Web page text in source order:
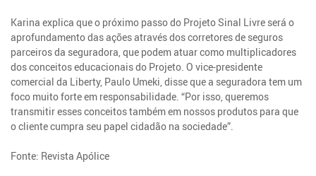
Karina explica que o próximo passo do Projeto Sinal Livre será o
aprofundamento das ações através dos corretores de seguros
parceiros da seguradora, que podem atuar como multiplicadores
dos conceitos educacionais do Projeto. O vice-presidente
comercial da Liberty, Paulo Umeki, disse que a seguradora tem um
foco muito forte em responsabilidade. “Por isso, queremos
transmitir esses conceitos também em nossos produtos para que
o cliente cumpra seu papel cidadão na sociedade”.
Fonte: Revista Apólice